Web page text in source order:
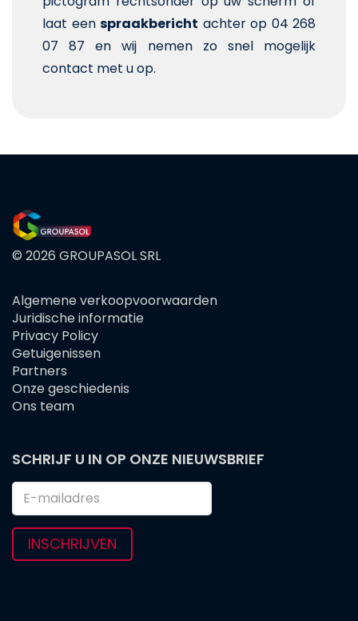
laat een spraakbericht achter op 04 268
07 87 en wij nemen zo snel mogelijk
contact met u op.
© 2026 GROUPASOL SRL
FOOTER
MENU
Algemene verkoopvoorwaarden
Juridische informatie
Privacy Policy
Getuigenissen
Partners
Onze geschiedenis
Ons team
SCHRIJF U IN OP ONZE NIEUWSBRIEF
INSCHRIJVEN